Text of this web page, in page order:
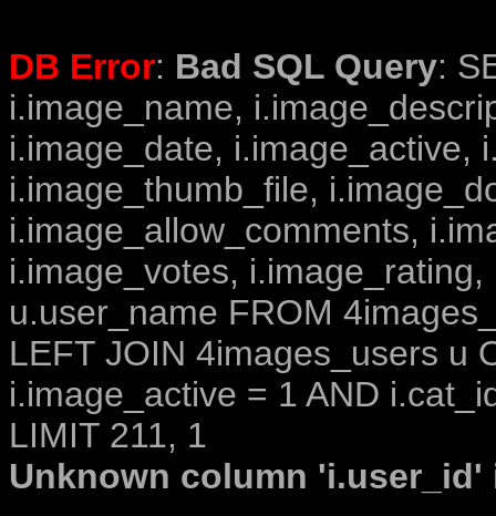
DB Error: Bad SQL Query:
i.image_name,
i.image_date, i.image_active,
i.image_thumb_file,
i.image_allow_comments,
i.image_votes,
u.user_name FROM
LEFT JOIN 4images_users u
i.image_active = 1 AND
LIMIT 211, 1
Unknown column